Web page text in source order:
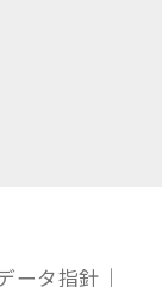
ータ指針